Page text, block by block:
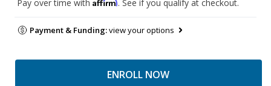
Pay over time with . See if you qualify at checkout.
Payment & Funding:view your options
ENROLL NOW